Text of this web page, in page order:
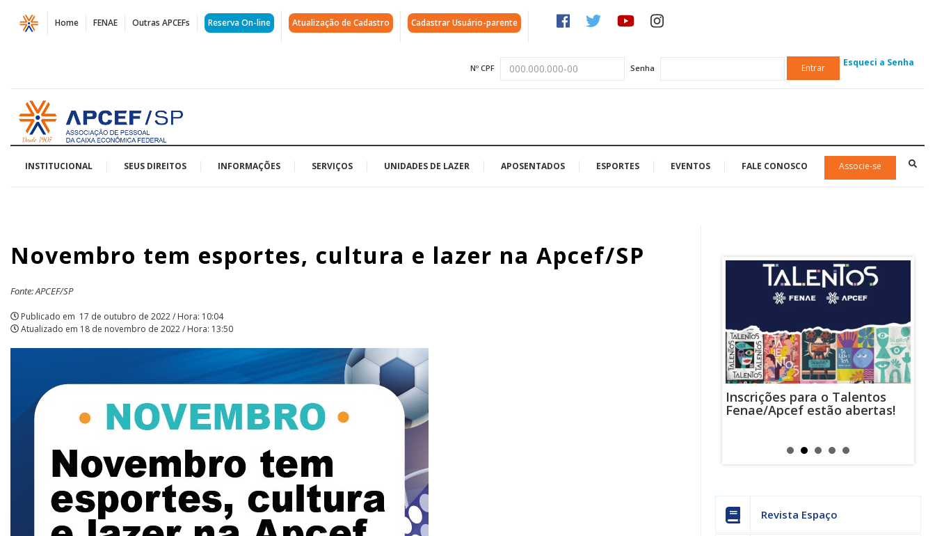
Página
Novembro
esportes,
cultura
e
lazer
|
APCEF/SP
Home FENAE Outras APCEFs Reserva On-line Atualização de Cadastro Cadastrar Usuário-parente
Nº CPF Senha Entrar Esqueci a Senha
Acessar
página
inicial
INSTITUCIONAL SEUS DIREITOS INFORMAÇÕES SERVIÇOS UNIDADES DE LAZER APOSENTADOS ESPORTES EVENTOS FALE CONOSCO Associe-se
Novembro tem esportes, cultura e lazer na Apcef/SP
Fonte: APCEF/SP
Publicado em 17 de outubro de 2022 / Hora: 10:04
Atualizado em 18 de novembro de 2022 / Hora: 13:50
Aproveite a parceria da Apcef
com o Sesi e invista em saúde
e momentos de lazer!
Inscrições para o Talentos
Fenae/Apcef estão abertas!
Revista Espaço